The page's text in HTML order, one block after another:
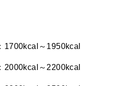
1700kcal～1950kcal
2000kcal～2200kcal